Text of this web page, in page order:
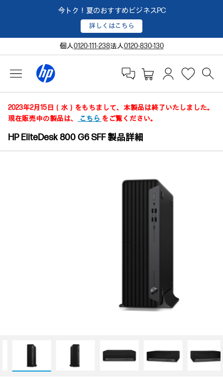
今トク！夏のおすすめビジネスPC
詳しくはこちら
個人0120-111-238法人0120-830-130
2023年2月15日（水）をもちまして、本製品は終了いたしました。
現在販売中の製品は、
こちら をご覧ください。
HP EliteDesk 800 G6 SFF 製品詳細